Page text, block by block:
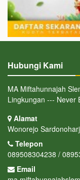
Hubungi Kami
MA Miftahunnajah
Lingkungan --- Never
Alamat
Wonorejo
Telepon
089508304238 /
Email